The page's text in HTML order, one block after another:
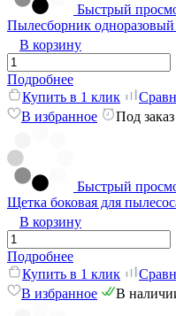
Быстрый
Пылесборник
В корзину
Подробнее
Купить в 1 клик
В избранное
Под заказ
Быстрый
Щетка боковая для
В корзину
Подробнее
Купить в 1 клик
В избранное
В